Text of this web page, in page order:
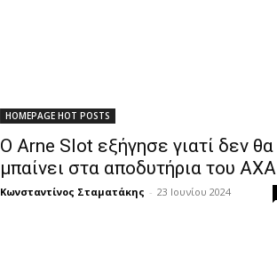
HOMEPAGE HOT POSTS
Ο Arne Slot εξήγησε γιατί δεν θα
μπαίνει στα αποδυτήρια του AXA
Κωνσταντίνος Σταματάκης - 23 Ιουνίου 2024